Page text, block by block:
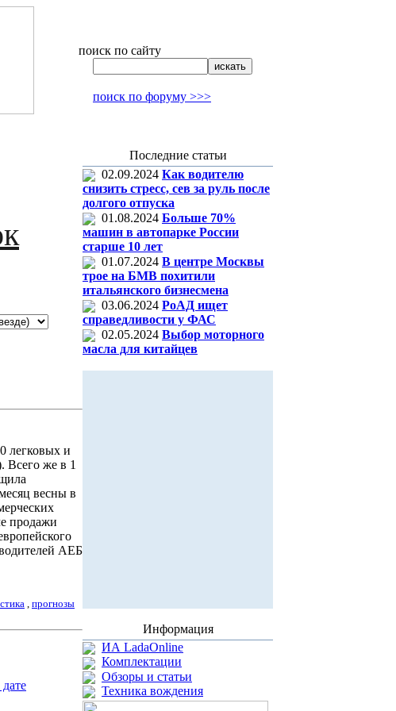
поиск по сайту
поиск по форуму >>>
легковых и
Всего же в 1
весны в
продажи
АЕБ
, прогнозы
Последние статьи
02.09.2024 Как водителю
снизить стресс, сев за руль после
долгого отпуска
01.08.2024 Больше 70%
машин в автопарке России
старше 10 лет
01.07.2024 В центре Москвы
трое на БМВ похитили
итальянского бизнесмена
03.06.2024 РоАД ищет
справедливости у ФАС
02.05.2024 Выбор моторного
масла для китайцев
Информация
ИА LadaOnline
Комплектации
Обзоры и статьи
Техника вождения